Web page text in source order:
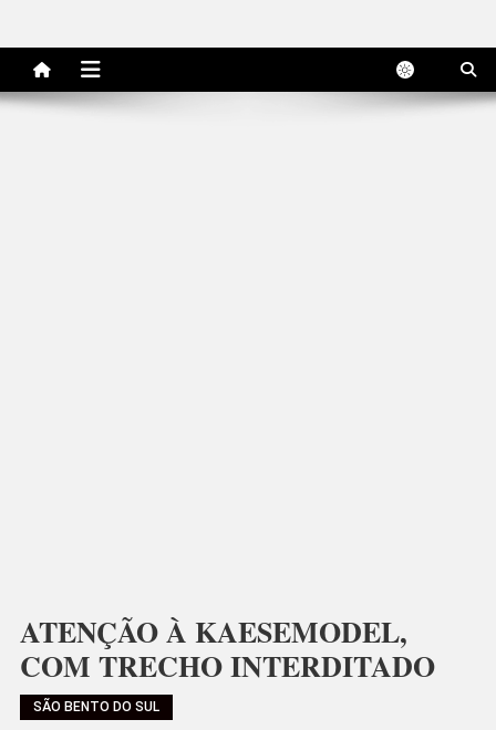
ATENÇÃO À KAESEMODEL,
COM TRECHO INTERDITADO
SÃO BENTO DO SUL